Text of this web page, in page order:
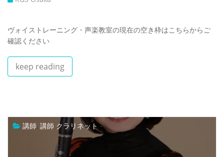
ヴォイストレーニング・声楽教室の現在の空き枠はこちらからご
確認ください
keep reading
講師, 講師 クラリネット